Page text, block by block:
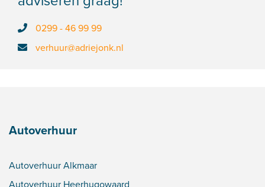
0299 - 46 99 99
verhuur@adriejonk.nl
Autoverhuur
Autoverhuur Alkmaar
Autoverhuur Heerhugowaard